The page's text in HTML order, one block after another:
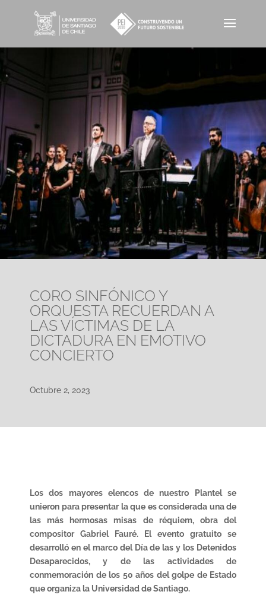
CORO SINFÓNICO Y
ORQUESTA RECUERDAN A
LAS VÍCTIMAS DE LA
DICTADURA EN EMOTIVO
CONCIERTO
Octubre 2, 2023
Los dos mayores elencos de nuestro Plantel se
unieron para presentar la que es considerada una de
las más hermosas misas de réquiem, obra del
compositor Gabriel Fauré. El evento gratuito se
desarrolló en el marco del Día de las y los Detenidos
Desaparecidos, y de las actividades de
conmemoración de los 50 años del golpe de Estado
que organiza la Universidad de Santiago.